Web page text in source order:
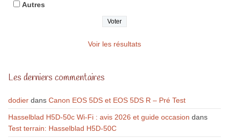
Autres
Voir les résultats
Les derniers commentaires
dodierdans Canon EOS 5DS et EOS 5DS R – Pré Test
Hasselblad H5D-50c Wi-Fi : avis 2026 et guide occasion dans
Test terrain: Hasselblad H5D-50C